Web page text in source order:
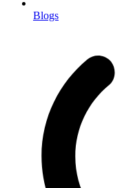
Blogs